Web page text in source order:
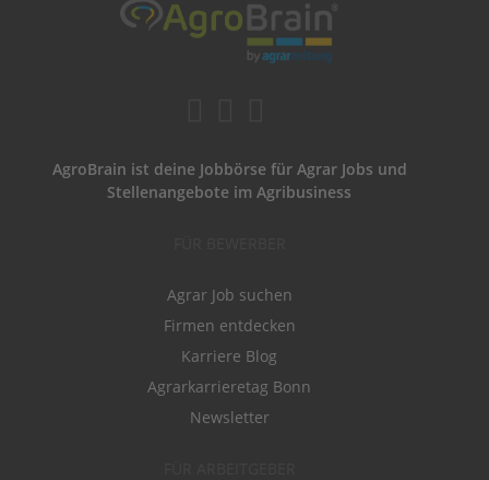
AgroBrain ist deine Jobbörse für Agrar Jobs und
Stellenangebote im Agribusiness
Agrar Job suchen
Firmen entdecken
Karriere Blog
Agrarkarrieretag Bonn
Newsletter